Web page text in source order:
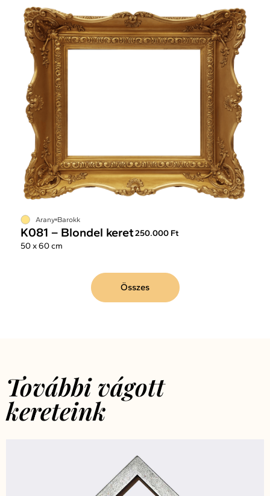
Arany Barokk
K081 – Blondel keret250.000 Ft
50 x 60 cm
Összes
További vágott
kereteink